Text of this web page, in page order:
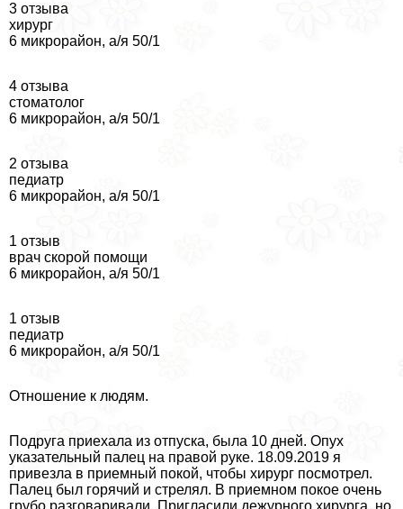
3 отзыва
хирург
6 микрорайон, а/я 50/1
4 отзыва
стоматолог
6 микрорайон, а/я 50/1
2 отзыва
педиатр
6 микрорайон, а/я 50/1
1 отзыв
врач скорой помощи
6 микрорайон, а/я 50/1
1 отзыв
педиатр
6 микрорайон, а/я 50/1
Отношение к людям.
Подруга приехала из отпуска, была 10 дней. Опух
указательный палец на правой руке. 18.09.2019 я
привезла в приемный покой, чтобы хирург посмотрел.
Палец был горячий и стрелял. В приемном покое очень
грубо разговаривали. Пригласили дежурного хирурга, но